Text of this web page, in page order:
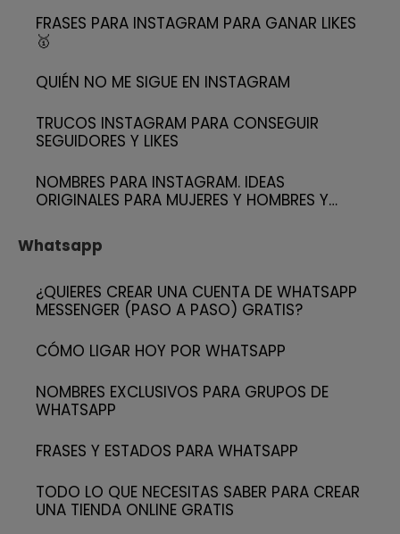
FRASES PARA INSTAGRAM PARA GANAR LIKES
🥇
QUIÉN NO ME SIGUE EN INSTAGRAM
TRUCOS INSTAGRAM PARA CONSEGUIR
SEGUIDORES Y LIKES
NOMBRES PARA INSTAGRAM. IDEAS
ORIGINALES PARA MUJERES Y HOMBRES Y…
Whatsapp
¿QUIERES CREAR UNA CUENTA DE WHATSAPP
MESSENGER (PASO A PASO) GRATIS?
CÓMO LIGAR HOY POR WHATSAPP
NOMBRES EXCLUSIVOS PARA GRUPOS DE
WHATSAPP
FRASES Y ESTADOS PARA WHATSAPP
TODO LO QUE NECESITAS SABER PARA CREAR
UNA TIENDA ONLINE GRATIS